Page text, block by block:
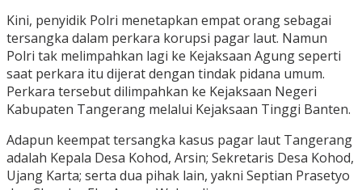
Kini, penyidik Polri menetapkan empat orang sebagai
tersangka dalam perkara korupsi pagar laut. Namun
Polri tak melimpahkan lagi ke Kejaksaan Agung seperti
saat perkara itu dijerat dengan tindak pidana umum.
Perkara tersebut dilimpahkan ke Kejaksaan Negeri
Kabupaten Tangerang melalui Kejaksaan Tinggi Banten.
Adapun keempat tersangka kasus pagar laut Tangerang
adalah Kepala Desa Kohod, Arsin; Sekretaris Desa Kohod,
Ujang Karta; serta dua pihak lain, yakni Septian Prasetyo